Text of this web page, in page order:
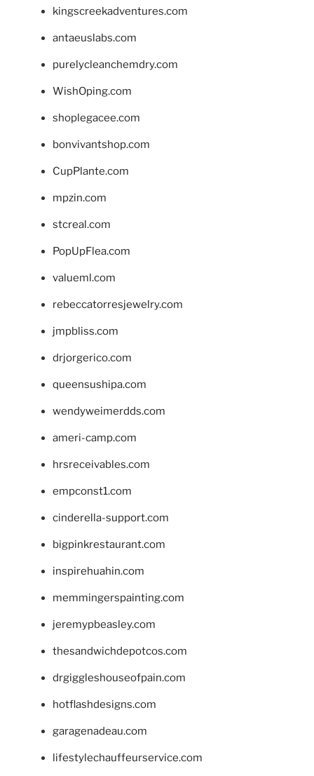
kingscreekadventures.com
antaeuslabs.com
purelycleanchemdry.com
WishOping.com
shoplegacee.com
bonvivantshop.com
CupPlante.com
mpzin.com
stcreal.com
PopUpFlea.com
valueml.com
rebeccatorresjewelry.com
jmpbliss.com
drjorgerico.com
queensushipa.com
wendyweimerdds.com
ameri-camp.com
hrsreceivables.com
empconst1.com
cinderella-support.com
bigpinkrestaurant.com
inspirehuahin.com
memmingerspainting.com
jeremypbeasley.com
thesandwichdepotcos.com
drgiggleshouseofpain.com
hotflashdesigns.com
garagenadeau.com
lifestylechauffeurservice.com